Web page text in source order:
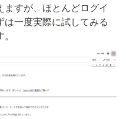
すが、ほとんどログイ
一度実際に試してみる